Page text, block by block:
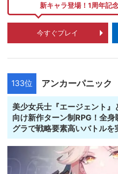
新キャラ登場！1周年記
今すぐプレイ
133位 アンカーパニック
美少女兵士『エージェント
向け新作ターン制RPG！全
グラで戦略要素高いバトルを